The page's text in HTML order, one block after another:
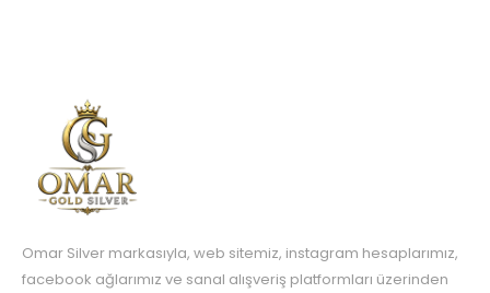
Omar Silver markasıyla, web sitemiz, instagram hesaplarımız,
facebook ağlarımız ve sanal alışveriş platformları üzerinden